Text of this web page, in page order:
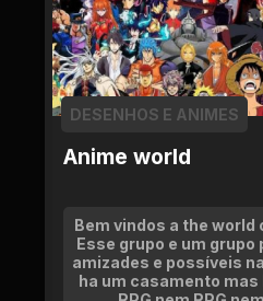
Anime world
DESENHOS E ANIMES
Bem vindos a the world
Esse grupo e um
amizades e possíveis
ha um casamento mas